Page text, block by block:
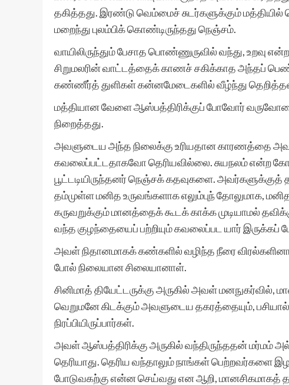
தகித்தது. இரண்டு வெம்மைச் சுடர்களுக்கும்
மறைந்து புலம்பிக் கொண்டிருந்தது நெஞ்சம்.
வாயிலிருந்தும் பேசாத பொண்ணுருவில் வந்து, உறவு
சிறுமலரின் வாட்டத்தைக் காணச் சகிக்காத அந்தப்
கண்ணீர்த் துளிகள் கன்னமேடைகளில் வீழ்ந்து
மத்தியான வேளை ஆஸ்பத்திரிக்குப் போவோர்
நிறைத்தது.
அவளுடைய அந்த நிலைக்கு உரியதான காரணத்தை
கவலைப்பட்டதாகவோ தெரியவில்லை. சுயநலம் என்ற
பூட்டடியிருந்தனர் நெஞ்சக் கதவுகளை.
தம்முள்ள மனித உருவங்களாக எலும்புந் தோலுமாக,
கருவறுக்கும் மானத்தைக் கூடக் காக்க முடியாமல்
வந்த குழந்தையைப் பற்றியும் கவலைப்பட யார் இருக்கப்
அவள் நிதானமாகக் கண்களில் வழிந்த நீரை
போல் நிலையான சிலையானாள்.
சினிமாத் தியேட்டருக்கு அருகில் அவள்
வெறுமனே கிடக்கும் அவளுடைய தகரத்தையும்,
நிரப்பியிருப்பார்கள்.
அவள் ஆஸ்பத்திரிக்கு அருகில் வந்திருந்ததன் மர்மம்
தெரியாது. தெரிய வந்தாலும் நாங்கள் பெற்றவர்களை
போடுவகற்கு என்ன செய்வது என ஆறி, மானசிகமாகத்